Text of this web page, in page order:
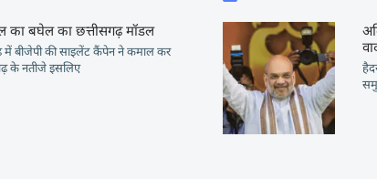
का बघेल का छत्तीसगढ़ मॉडल
में बीजेपी की साइलेंट कैंपेन ने कमाल कर
के नतीजे इसलिए